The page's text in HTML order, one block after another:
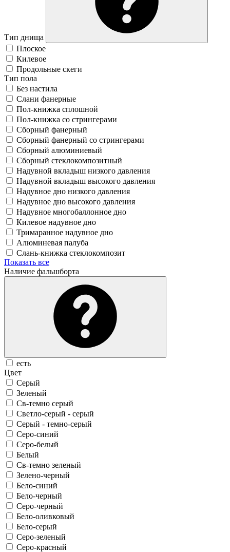
Тип днища
Плоское
Килевое
Продольные скеги
Тип пола
Без настила
Слани фанерные
Пол-книжка сплошной
Пол-книжка со стрингерами
Сборный фанерный
Сборный фанерный со стрингерами
Сборный алюминиевый
Сборный стеклокомпозитный
Надувной вкладыш низкого давления
Надувной вкладыш высокого давления
Надувное дно низкого давления
Надувное дно высокого давления
Надувное многобаллонное дно
Килевое надувное дно
Тримаранное надувное дно
Алюминевая палуба
Слань-книжка стеклокомпозит
Показать все
Наличие фальшборта
есть
Цвет
Серый
Зеленый
Св-темно серый
Светло-серый - серый
Серый - темно-серый
Серо-синий
Серо-белый
Белый
Св-темно зеленый
Зелено-черный
Бело-синий
Бело-черный
Серо-черный
Бело-оливковый
Бело-серый
Серо-зеленый
Серо-красный